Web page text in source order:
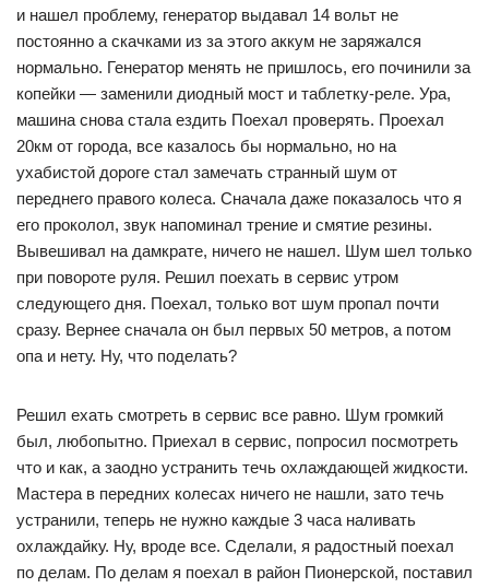
и нашел проблему, генератор выдавал 14 вольт не
постоянно а скачками из за этого аккум не заряжался
нормально. Генератор менять не пришлось, его починили за
копейки — заменили диодный мост и таблетку-реле. Ура,
машина снова стала ездить Поехал проверять. Проехал
20км от города, все казалось бы нормально, но на
ухабистой дороге стал замечать странный шум от
переднего правого колеса. Сначала даже показалось что я
его проколол, звук напоминал трение и смятие резины.
Вывешивал на дамкрате, ничего не нашел. Шум шел только
при повороте руля. Решил поехать в сервис утром
следующего дня. Поехал, только вот шум пропал почти
сразу. Вернее сначала он был первых 50 метров, а потом
опа и нету. Ну, что поделать?
Решил ехать смотреть в сервис все равно. Шум громкий
был, любопытно. Приехал в сервис, попросил посмотреть
что и как, а заодно устранить течь охлаждающей жидкости.
Мастера в передних колесах ничего не нашли, зато течь
устранили, теперь не нужно каждые 3 часа наливать
охлаждайку. Ну, вроде все. Сделали, я радостный поехал
по делам. По делам я поехал в район Пионерской, поставил